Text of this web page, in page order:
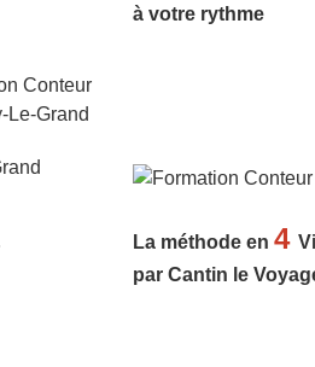
à votre rythme
La méthode en4
par Cantin le